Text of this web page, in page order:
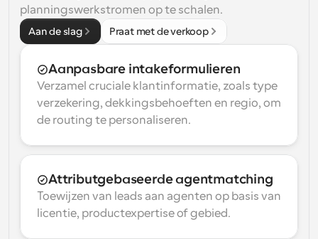
planningswerkstromen op te schalen.
Aan de slag Praat met de verkoop
Aanpasbare intakeformulieren
Verzamel cruciale klantinformatie, zoals type
verzekering, dekkingsbehoeften en regio, om
de routing te personaliseren.
Attributgebaseerde agentmatching
Toewijzen van leads aan agenten op basis van
licentie, productexpertise of gebied.